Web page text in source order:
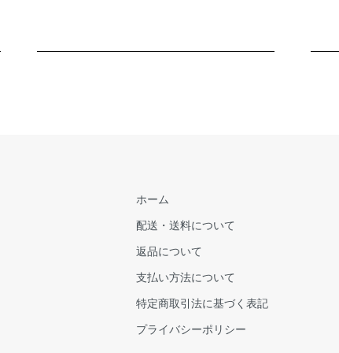
ホーム
配送・送料について
返品について
支払い方法について
特定商取引法に基づく表記
プライバシーポリシー